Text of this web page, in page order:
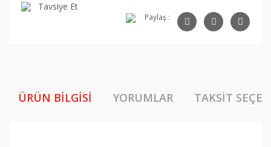
Tavsiye Et
Paylaş :
ÜRÜN BILGISI YORUMLAR TAKSIT